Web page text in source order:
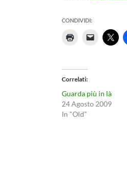
CONDIVIDI:
Correlati
Guarda più in là
24 Agosto 2009
In "Old"